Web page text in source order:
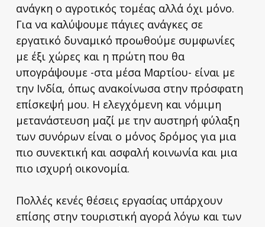
ανάγκη ο αγροτικός τομέας αλλά όχι μόνο.
Για να καλύψουμε πάγιες ανάγκες σε
εργατικό δυναμικό προωθούμε συμφωνίες
με έξι χώρες και η πρώτη που θα
υπογράψουμε -στα μέσα Μαρτίου- είναι με
την Ινδία, όπως ανακοίνωσα στην πρόσφατη
επίσκεψή μου. Η ελεγχόμενη και νόμιμη
μετανάστευση μαζί με την αυστηρή φύλαξη
των συνόρων είναι ο μόνος δρόμος για μια
πιο συνεκτική και ασφαλή κοινωνία και μια
πιο ισχυρή οικονομία.
Πολλές κενές θέσεις εργασίας υπάρχουν
επίσης στην τουριστική αγορά λόγω και των